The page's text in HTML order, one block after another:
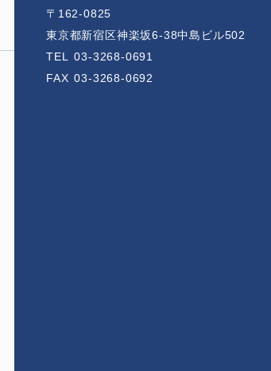
〒162-0825
東京都新宿区神楽坂6-38中島ビル502
TEL 03-3268-0691
FAX 03-3268-0692